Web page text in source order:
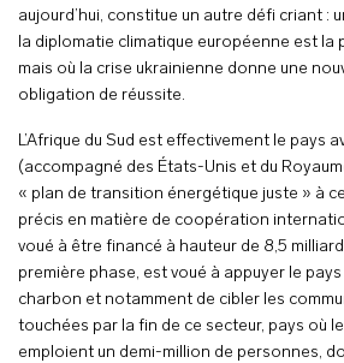
aujourd’hui, constitue un autre défi criant :
la diplomatie climatique européenne est la
mais où la crise ukrainienne donne une
obligation de réussite.
L’Afrique du Sud est effectivement le pays
(accompagné des États-Unis et du
« plan de transition énergétique juste » à
précis en matière de coopération
voué à être financé à hauteur de 8,5
première phase, est voué à appuyer le
charbon et notamment de cibler les
touchées par la fin de ce secteur, pays où
emploient un demi-million de personnes,